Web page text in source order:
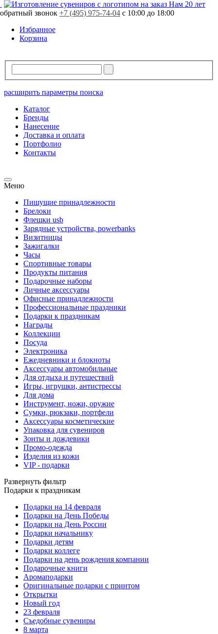
Нам 20 лет
обратный звонок +7 (495) 975-74-04 с 10:00 до 18:00
Избранное
Корзина
расширить параметры поиска
Каталог
Бренды
Нанесение
Доставка и оплата
Портфолио
Контакты
Меню
Пишущие принадлежности
Брелоки
Флешки usb
Зарядные устройства, powerbanks
Визитницы
Зажигалки
Часы
Спортивные товары
Продукты питания
Подарочные наборы
Личные аксессуары
Офисные принадлежности
Профессиональные праздники
Подарки к праздникам
Награды
Коллекции
Посуда
Электроника
Ежедневники и блокноты
Аксессуары автомобильные
Для отдыха и путешествий
Игры, игрушки, антистрессы
Для дома
Инструмент, ножи, оружие
Сумки, рюкзаки, портфели
Аксессуары косметические
Упаковка для сувениров
Зонты и дождевики
Промо-одежда
Изделия из кожи
VIP - подарки
Развернуть фильтр
Подарки к праздникам
Подарки на 14 февраля
Подарки на День Победы
Подарки на День России
Подарки начальнику
Подарки детям
Подарки коллеге
Подарки на день рождения компании
Подарочные книги
Аромаподарки
Оригинальные подарки с принтом
Открытки
Новый год
23 февраля
Съедобные сувениры
8 марта